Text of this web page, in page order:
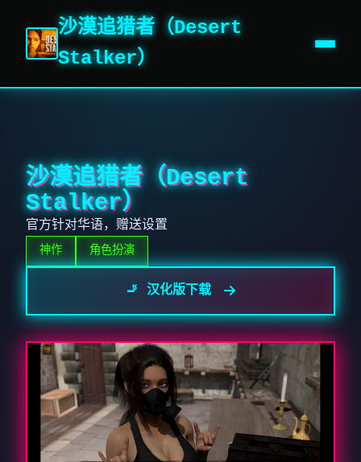
沙漠追猎者（Desert
Stalker）
沙漠追猎者（Desert
Stalker）
官方针对华语，赠送设置
神作 角色扮演
🚬 汉化版下载